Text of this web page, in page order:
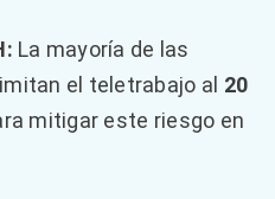
La mayoría de las
el teletrabajo al 20
mitigar este riesgo en